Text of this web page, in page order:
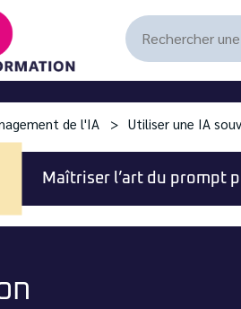
de l'IA Utiliser une IA
Maîtriser l’art du prompt